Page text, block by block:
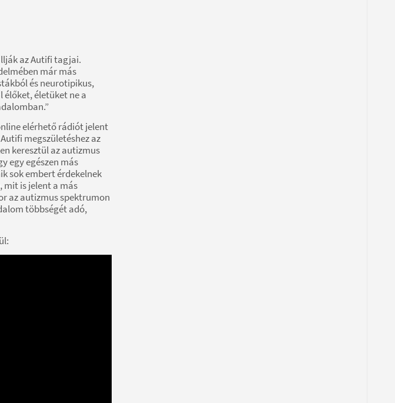
az Autifi tagjai.
már más
és neurotipikus,
élőket, életüket ne a
elérhető rádiót jelent
megszületéshez az
keresztül az autizmus
egy egészen más
sok embert érdekelnek
mit is jelent a más
az autizmus spektrumon
többségét adó,